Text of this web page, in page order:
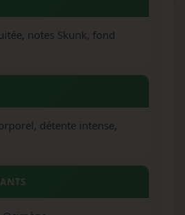
notes Skunk, fond
détente intense,